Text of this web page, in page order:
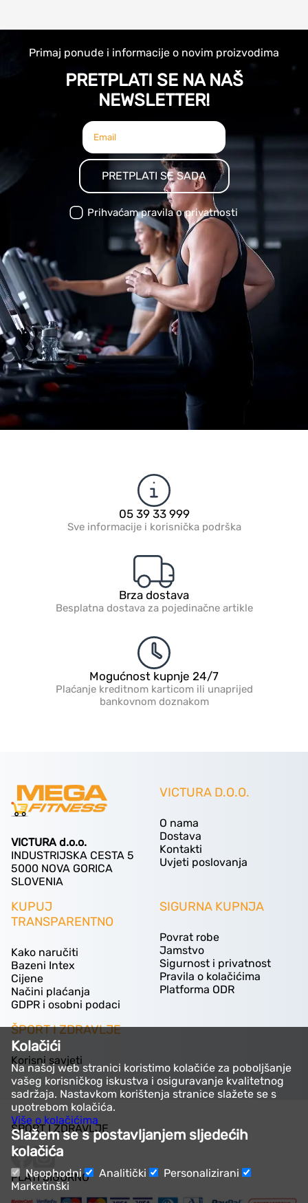
Primaj ponude i informacije o novim proizvodima
PRETPLATI SE NA NAŠ
NEWSLETTER!
PRETPLATI SE SADA
Prihvaćam pravila o privatnosti
05 39 33 999
Sve informacije i korisnička podrška
Brza dostava
Besplatna dostava za pojedinačne artikle
Mogućnost kupnje 24/7
Plaćanje kreditnom karticom ili unaprijed
bankovnom doznakom
VICTURA d.o.o.
INDUSTRIJSKA CESTA 5
5000 NOVA GORICA
SLOVENIA
VICTURA D.O.O.
O nama
Dostava
Kontakti
Uvjeti poslovanja
KUPUJ
TRANSPARENTNO
Kako naručiti
Bazeni Intex
Cijene
Načini plaćanja
GDPR i osobni podaci
SIGURNA KUPNJA
Povrat robe
Jamstvo
Sigurnost i privatnost
Pravila o kolačićima
Platforma ODR
ŠPORT I ZDRAVLJE
Korisni savjeti
ŠPORT I ZDRAVLJE
PLATI SIGURNO
Kolačići
Na našoj web stranici koristimo kolačiće za poboljšanje
vašeg korisničkog iskustva i osiguravanje kvalitetnog
sadržaja. Nastavkom korištenja stranice slažete se s
upotrebom kolačića.
Više o kolačićima
Slažem se s postavljanjem sljedećih
kolačića
Neophodni Analitički
Personalizirani
Marketinški